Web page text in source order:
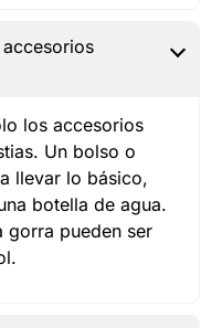
los accesorios
Un bolso o
llevar lo básico,
botella de agua.
gorra pueden ser